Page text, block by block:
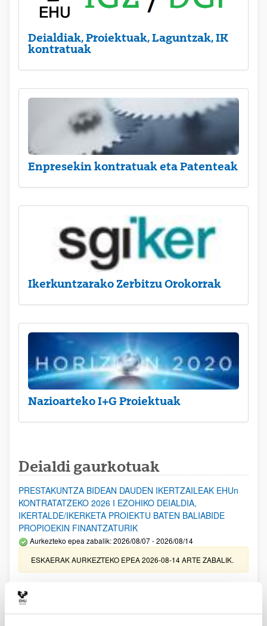
Deialdiak, Proiektuak, Laguntzak, IK
kontratuak
Enpresekin kontratuak eta Patenteak
Ikerkuntzarako Zerbitzu Orokorrak
Nazioarteko I+G Proiektuak
Deialdi gaurkotuak
PRESTAKUNTZA BIDEAN DAUDEN IKERTZAILEAK EHUn
KONTRATATZEKO 2026 I EZOHIKO DEIALDIA,
IKERTALDE/IKERKETA PROIEKTU BATEN BALIABIDE
PROPIOEKIN FINANTZATURIK
Aurkezteko epea zabalik: 2026/08/07 - 2026/08/14
ESKAERAK AURKEZTEKO EPEA 2026-08-14 ARTE ZABALIK.
erosi eta berritzeko laguntzak 2026
Izapide irekia